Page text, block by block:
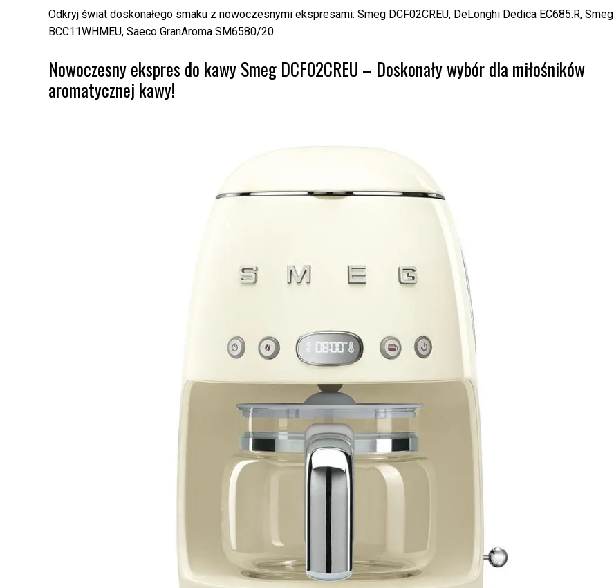
Odkryj świat doskonałego smaku z nowoczesnymi ekspresami: Smeg DCF02CREU, DeLonghi Dedica EC685.R, Smeg
BCC11WHMEU, Saeco GranAroma SM6580/20
Nowoczesny ekspres do kawy Smeg DCF02CREU – Doskonały wybór dla miłośników
aromatycznej kawy!